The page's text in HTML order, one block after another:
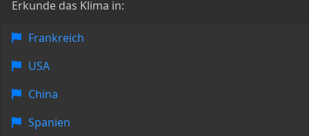
Erkunde das Klima in:
Frankreich
USA
China
Spanien